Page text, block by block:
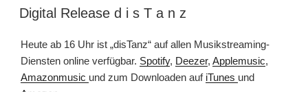
AM
Digital Release d i s T a n z
Heute ab 16 Uhr ist „disTanz“ auf allen Musikstreaming-
Diensten online verfügbar. Spotify, Deezer, Applemusic,
Amazonmusic und zum Downloaden auf iTunes und